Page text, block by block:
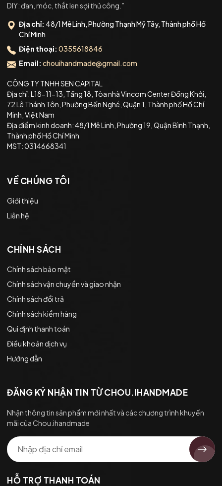
DIY: đan, móc, thắt len sợi thủ công.”
Địa chỉ: 48/1 Mê Linh, Phường Thạnh Mỹ Tây, Thành phố Hồ
Chí Minh
Điện thoại: 0355618846
Email: chouihandmade@gmail.com
CÔNG TY TNHH SEN CAPITAL
Địa chỉ: L18-11-13, Tầng 18, Tòa nhà Vincom Center Đồng Khởi,
72 Lê Thánh Tôn, Phường Bến Nghé, Quận 1, Thành phố Hồ Chí
Minh, Việt Nam
Địa điểm kinh doanh: 48/1 Mê Linh, Phường 19, Quận Bình Thạnh,
Thành phố Hồ Chí Minh
MST: 0314668341
VỀ CHÚNG TÔI
Giới thiệu
Liên hệ
CHÍNH SÁCH
Chính sách bảo mật
Chính sách vận chuyển và giao nhận
Chính sách đổi trả
Chính sách kiểm hàng
Qui định thanh toán
Điều khoản dịch vụ
Hướng dẫn
ĐĂNG KÝ NHẬN TIN TỪ CHOU.IHANDMADE
Nhận thông tin sản phẩm mới nhất và các chương trình khuyến
mãi của Chou.ihandmade
HỖ TRỢ THANH TOÁN